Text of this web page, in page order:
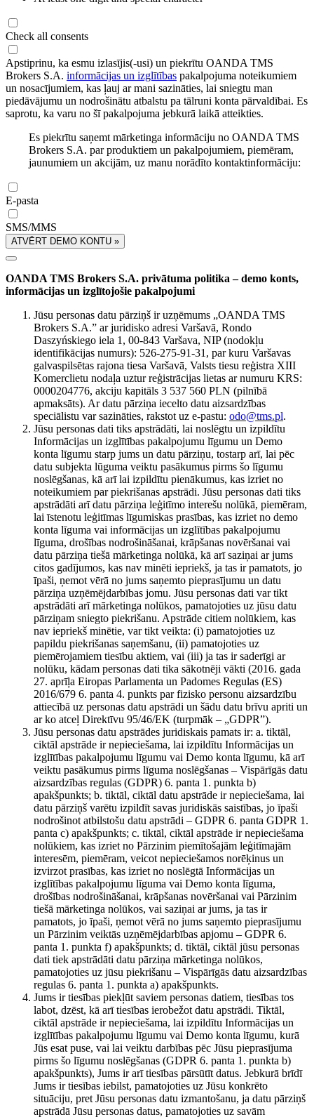
Check all consents
Apstiprinu, ka esmu izlasījis(-usi) un piekrītu OANDA TMS
Brokers S.A. informācijas un izglītības pakalpojuma noteikumiem
un nosacījumiem, kas ļauj ar mani sazināties, lai sniegtu man
piedāvājumu un nodrošinātu atbalstu pa tālruni konta pārvaldībai. Es
saprotu, ka varu no šī pakalpojuma jebkurā laikā atteikties.
Es piekrītu saņemt mārketinga informāciju no OANDA TMS
Brokers S.A. par produktiem un pakalpojumiem, piemēram,
jaunumiem un akcijām, uz manu norādīto kontaktinformāciju:
E-pasta
SMS/MMS
ATVĒRT DEMO KONTU »
OANDA TMS Brokers S.A. privātuma politika – demo konts,
informācijas un izglītojošie pakalpojumi
Jūsu personas datu pārziņš ir uzņēmums „OANDA TMS
Brokers S.A.” ar juridisko adresi Varšavā, Rondo
Daszyńskiego iela 1, 00-843 Varšava, NIP (nodokļu
identifikācijas numurs): 526-275-91-31, par kuru Varšavas
galvaspilsētas rajona tiesa Varšavā, Valsts tiesu reģistra XIII
Komerclietu nodaļa uztur reģistrācijas lietas ar numuru KRS:
0000204776, akciju kapitāls 3 537 560 PLN (pilnībā
apmaksāts). Ar datu pārziņa iecelto datu aizsardzības
speciālistu var sazināties, rakstot uz e-pastu: odo@tms.pl.
Jūsu personas dati tiks apstrādāti, lai noslēgtu un izpildītu
Informācijas un izglītības pakalpojumu līgumu un Demo
konta līgumu starp jums un datu pārziņu, tostarp arī, lai pēc
datu subjekta lūguma veiktu pasākumus pirms šo līgumu
noslēgšanas, kā arī lai izpildītu pienākumus, kas izriet no
noteikumiem par piekrišanas apstrādi. Jūsu personas dati tiks
apstrādāti arī datu pārziņa leģitīmo interešu nolūkā, piemēram,
lai īstenotu leģitīmas līgumiskas prasības, kas izriet no demo
konta līguma vai informācijas un izglītības pakalpojumu
līguma, drošības nodrošināšanai, krāpšanas novēršanai vai
datu pārziņa tiešā mārketinga nolūkā, kā arī saziņai ar jums
citos gadījumos, kas nav minēti iepriekš, ja tas ir pamatots, jo
īpaši, ņemot vērā no jums saņemto pieprasījumu un datu
pārziņa uzņēmējdarbības jomu. Jūsu personas dati var tikt
apstrādāti arī mārketinga nolūkos, pamatojoties uz jūsu datu
pārziņam sniegto piekrišanu. Apstrāde citiem nolūkiem, kas
nav iepriekš minētie, var tikt veikta: (i) pamatojoties uz
papildu piekrišanas saņemšanu, (ii) pamatojoties uz
piemērojamiem tiesību aktiem, vai (iii) ja tas ir saderīgi ar
nolūku, kādam personas dati tika sākotnēji vākti (2016. gada
27. aprīļa Eiropas Parlamenta un Padomes Regulas (ES)
2016/679 6. panta 4. punkts par fizisko personu aizsardzību
attiecībā uz personas datu apstrādi un šādu datu brīvu apriti un
ar ko atceļ Direktīvu 95/46/EK (turpmāk – „GDPR”).
Jūsu personas datu apstrādes juridiskais pamats ir: a. tiktāl,
ciktāl apstrāde ir nepieciešama, lai izpildītu Informācijas un
izglītības pakalpojumu līgumu vai Demo konta līgumu, kā arī
veiktu pasākumus pirms līguma noslēgšanas – Vispārīgās datu
aizsardzības regulas (GDPR) 6. panta 1. punkta b)
apakšpunkts; b. tiktāl, ciktāl datu apstrāde ir nepieciešama, lai
datu pārziņš varētu izpildīt savas juridiskās saistības, jo īpaši
nodrošinot atbilstošu datu apstrādi – GDPR 6. panta GDPR 1.
panta c) apakšpunkts; c. tiktāl, ciktāl apstrāde ir nepieciešama
nolūkiem, kas izriet no Pārzinim piemītošajām leģitīmajām
interesēm, piemēram, veicot nepieciešamos norēķinus un
izvirzot prasības, kas izriet no noslēgtā Informācijas un
izglītības pakalpojumu līguma vai Demo konta līguma,
drošības nodrošināšanai, krāpšanas novēršanai vai Pārzinim
tiešā mārketinga nolūkos, vai saziņai ar jums, ja tas ir
pamatots, jo īpaši, ņemot vērā no jums saņemto pieprasījumu
un Pārzinim veiktās uzņēmējdarbības apjomu – GDPR 6.
panta 1. punkta f) apakšpunkts; d. tiktāl, ciktāl jūsu personas
dati tiek apstrādāti datu pārziņa mārketinga nolūkos,
pamatojoties uz jūsu piekrišanu – Vispārīgās datu aizsardzības
regulas 6. panta 1. punkta a) apakšpunkts.
Jums ir tiesības piekļūt saviem personas datiem, tiesības tos
labot, dzēst, kā arī tiesības ierobežot datu apstrādi. Tiktāl,
ciktāl apstrāde ir nepieciešama, lai izpildītu Informācijas un
izglītības pakalpojumu līgumu vai Demo konta līgumu, kurā
Jūs esat puse, vai lai veiktu darbības pēc Jūsu pieprasījuma
pirms šo līgumu noslēgšanas (GDPR 6. panta 1. punkta b)
apakšpunkts), Jums ir arī tiesības pārsūtīt datus. Jebkurā brīdī
Jums ir tiesības iebilst, pamatojoties uz Jūsu konkrēto
situāciju, pret Jūsu personas datu izmantošanu, ja datu pārziņš
apstrādā Jūsu personas datus, pamatojoties uz savām